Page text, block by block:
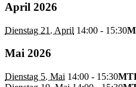
April 2026
Dienstag 21. April 14:00 - 15:30
Mai 2026
Dienstag 5. Mai 14:00 - 15:30